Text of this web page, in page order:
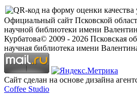
Официальный сайт Псковской
научной библиотеки имени
Курбатова© 2009 - 2026 Псковская
научная библиотека имени
Сайт сделан на основе дизайна
Coffee Studio